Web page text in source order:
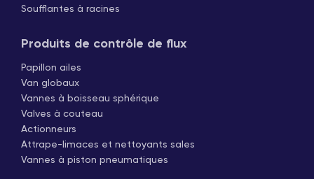
Soufflantes à racines
Produits de contrôle de flux
Papillon ailes
Van globaux
Vannes à boisseau sphérique
Valves à couteau
Actionneurs
Attrape-limaces et nettoyants sales
Vannes à piston pneumatiques